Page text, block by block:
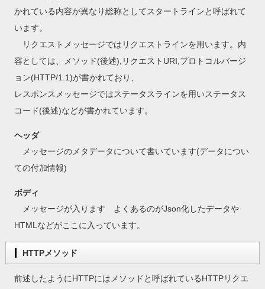
かれている内容が異なり総称としてスタートラインと呼ばれて
います。
リクエストメッセージではリクエストラインを用います。内
容としては、メソッド(後述),リクエストURI,プロトコルバージ
ョン(HTTP/1.1)が書かれており、
レスポンスメッセージではステータスラインを用いステータス
コード(後述)などが書かれています。
ヘッダ
メッセージのメタデータについて書いています(データについ
ての付加情報)
ボディ
メッセージが入ります よくあるのがJson化したデータや
HTMLなどがここに入っています。
HTTPメソッド
前述したようにHTTPにはメソッドと呼ばれているHTTPリクエ